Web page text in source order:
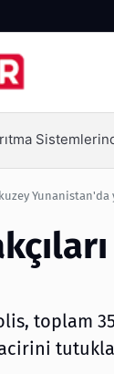
Yunanistan'da
toplam